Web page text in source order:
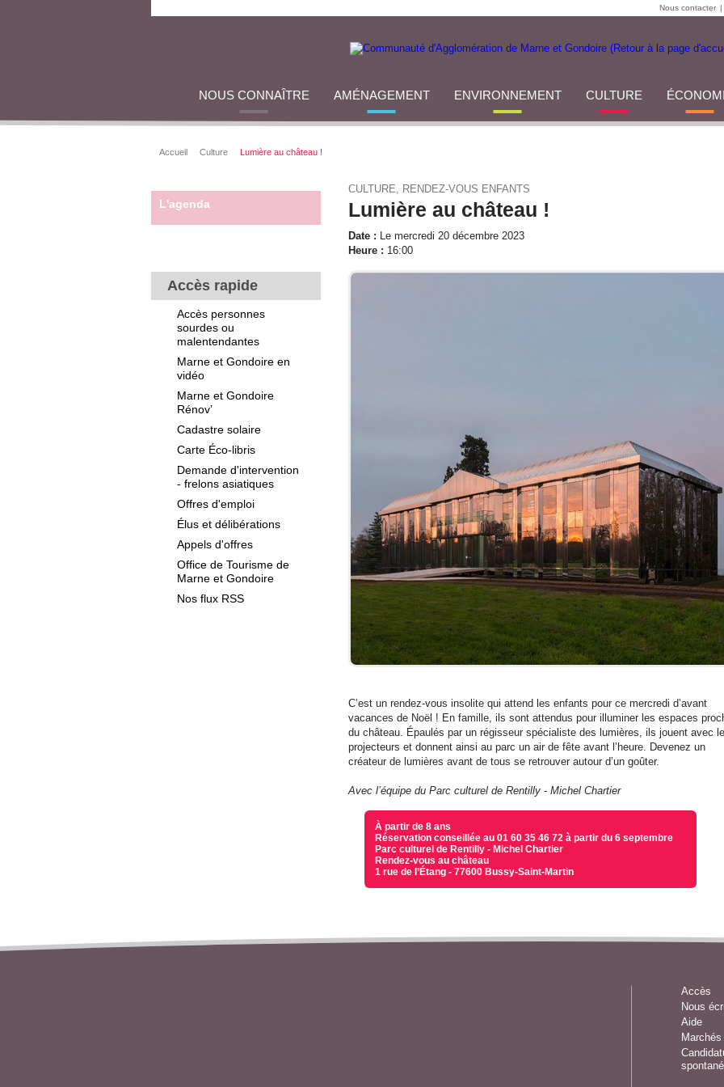
Nous contacter |
NOUS CONNAÎTRE AMÉNAGEMENT ENVIRONNEMENT CULTURE
Accueil Culture Lumière au château !
L'agenda
Accès rapide
Accès personnes
sourdes ou
malentendantes
Marne et Gondoire en
vidéo
Marne et Gondoire
Rénov’
Cadastre solaire
Carte Éco-libris
Demande d'intervention
- frelons asiatiques
Offres d'emploi
Élus et délibérations
Appels d'offres
Office de Tourisme de
Marne et Gondoire
Nos flux RSS
CULTURE, RENDEZ-VOUS ENFANTS
Lumière au château !
Date : Le mercredi 20 décembre 2023
Heure : 16:00
C’est un rendez-vous insolite qui attend les enfants pour ce mercredi d’avant
vacances de Noël ! En famille, ils sont attendus pour illuminer les espaces
du château. Épaulés par un régisseur spécialiste des lumières, ils jouent avec
projecteurs et donnent ainsi au parc un air de fête avant l’heure. Devenez un
créateur de lumières avant de tous se retrouver autour d’un goûter.
Avec l’équipe du Parc culturel de Rentilly - Michel Chartier
À partir de 8 ans
Réservation conseillée au 01 60 35 46 72 à partir du 6 septembre
Parc culturel de Rentilly - Michel Chartier
Rendez-vous au château
1 rue de l’Étang - 77600 Bussy-Saint-Martin
Accès
Nous
Aide